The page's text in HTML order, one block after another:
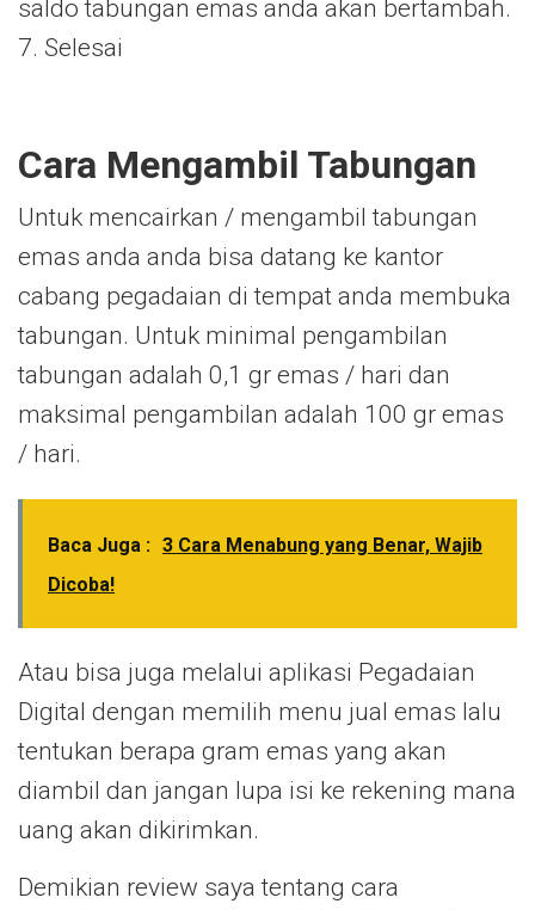
saldo tabungan emas anda akan bertambah.
7. Selesai
Cara Mengambil Tabungan
Untuk mencairkan / mengambil tabungan
emas anda anda bisa datang ke kantor
cabang pegadaian di tempat anda membuka
tabungan. Untuk minimal pengambilan
tabungan adalah 0,1 gr emas / hari dan
maksimal pengambilan adalah 100 gr emas
/ hari.
Baca Juga : 3 Cara Menabung yang Benar, Wajib
Dicoba!
Atau bisa juga melalui aplikasi Pegadaian
Digital dengan memilih menu jual emas lalu
tentukan berapa gram emas yang akan
diambil dan jangan lupa isi ke rekening mana
uang akan dikirimkan.
Demikian review saya tentang cara